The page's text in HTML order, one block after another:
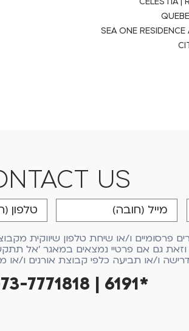
SEA ONE
US
ו/או שיחת טלפון שיווקית
גם אם פרטיי נמצאים במאגר 'אל
ו/או תביעה כלפי קבוצת אורנים ו/
7771818 | 6191*